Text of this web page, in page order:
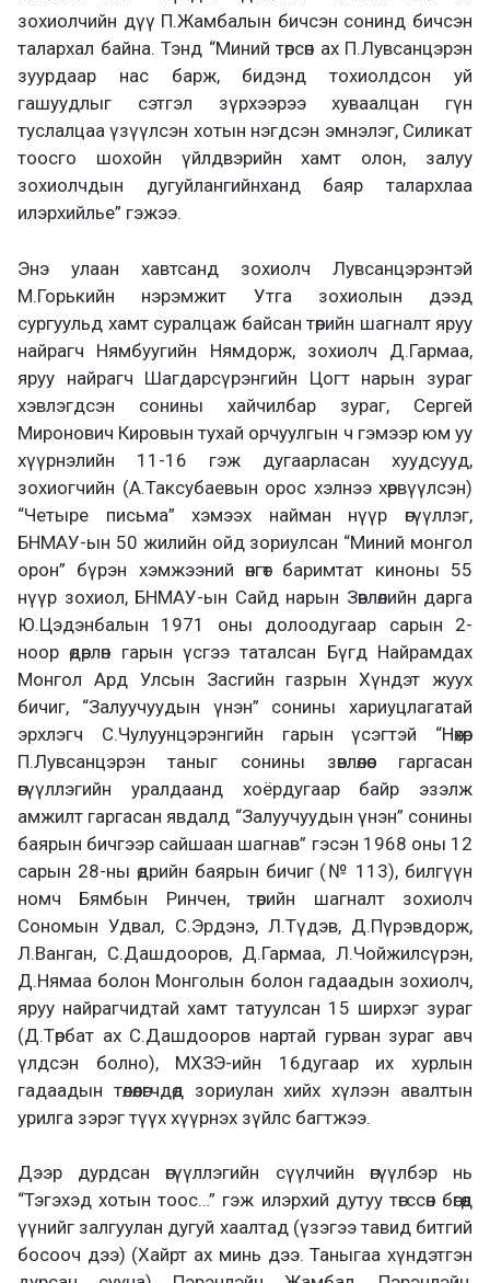
зохиолчийн дүү П.Жамбалын бичсэн сонинд бичсэн
талархал байна. Тэнд “Миний төрсөн ах П.Лувсанцэрэн
зуурдаар нас барж, бидэнд тохиолдсон уй
гашуудлыг сэтгэл зүрхээрээ хуваалцан гүн
туслалцаа үзүүлсэн хотын нэгдсэн эмнэлэг, Силикат
тоосго шохойн үйлдвэрийн хамт олон, залуу
зохиолчдын дугуйлангийнханд баяр талархлаа
илэрхийлье” гэжээ.
Энэ улаан хавтсанд зохиолч Лувсанцэрэнтэй
М.Горькийн нэрэмжит Утга зохиолын дээд
сургуульд хамт суралцаж байсан төрийн шагналт яруу
найрагч Нямбуугийн Нямдорж, зохиолч Д.Гармаа,
яруу найрагч Шагдарсүрэнгийн Цогт нарын зураг
хэвлэгдсэн сонины хайчилбар зураг, Сергей
Миронович Кировын тухай орчуулгын ч гэмээр юм уу
хүүрнэлийн 11-16 гэж дугаарласан хуудсууд,
зохиогчийн (А.Таксубаевын орос хэлнээ хөрвүүлсэн)
“Четыре письма” хэмээх найман нүүр өгүүллэг,
БНМАУ-ын 50 жилийн ойд зориулсан “Миний монгол
орон” бүрэн хэмжээний өнгөт баримтат киноны 55
нүүр зохиол, БНМАУ-ын Сайд нарын Зөвлөлийн дарга
Ю.Цэдэнбалын 1971 оны долоодугаар сарын 2-
ноор өдөрлөн гарын үсгээ таталсан Бүгд Найрамдах
Монгол Ард Улсын Засгийн газрын Хүндэт жуух
бичиг, “Залуучуудын үнэн” сонины хариуцлагатай
эрхлэгч С.Чулуунцэрэнгийн гарын үсэгтэй “Нөхөр
П.Лувсанцэрэн таныг сонины зөвлөлөөс гаргасан
өгүүллэгийн уралдаанд хоёрдугаар байр эзэлж
амжилт гаргасан явдалд “Залуучуудын үнэн” сонины
баярын бичгээр сайшаан шагнав” гэсэн 1968 оны 12
сарын 28-ны өдрийн баярын бичиг (№ 113), билгүүн
номч Бямбын Ринчен, төрийн шагналт зохиолч
Сономын Удвал, С.Эрдэнэ, Л.Түдэв, Д.Пүрэвдорж,
Л.Ванган, С.Дашдооров, Д.Гармаа, Л.Чойжилсүрэн,
Д.Нямаа болон Монголын болон гадаадын зохиолч,
яруу найрагчидтай хамт татуулсан 15 ширхэг зураг
(Д.Төрбат ах С.Дашдооров нартай гурван зураг авч
үлдсэн болно), МХЗЭ-ийн 16дугаар их хурлын
гадаадын төлөөлөгчдөд зориулан хийх хүлээн авалтын
урилга зэрэг түүх хүүрнэх зүйлс багтжээ.
Дээр дурдсан өгүүллэгийн сүүлчийн өгүүлбэр нь
“Тэгэхэд хотын тоос…” гэж илэрхий дутуу төгссөн бөгөөд
үүнийг залгуулан дугуй хаалтад (үзэгээ тавид битгий
босооч дээ) (Хайрт ах минь дээ. Таныгаа хүндэтгэн